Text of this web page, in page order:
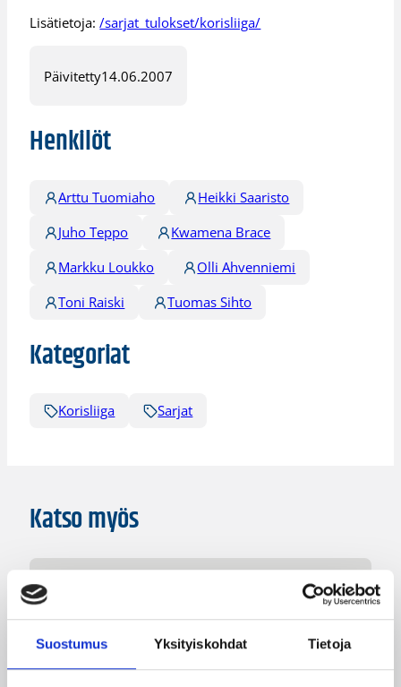
Suostumus Yksityiskohdat Tietoja
Lisätietoja:/sarjat_tulokset/korisliiga/
Päivitetty14.06.2007
Henkilöt
Arttu Tuomiaho
Heikki Saaristo
Juho Teppo
Kwamena Brace
Markku Loukko
Olli Ahvenniemi
Toni Raiski
Tuomas Sihto
Kategoriat
Korisliiga Sarjat
Katso myös